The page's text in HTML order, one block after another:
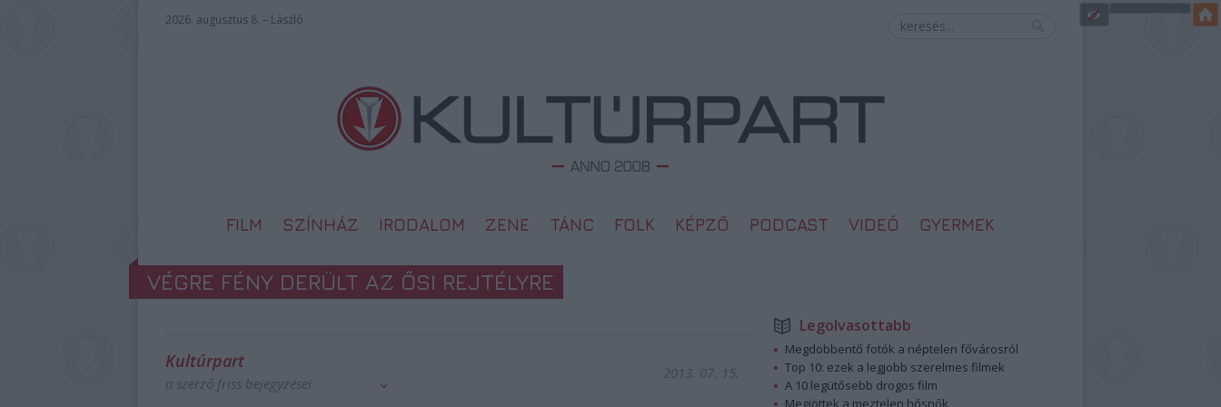
2026. augusztus 8. – László
FILM SZÍNHÁZ IRODALOM ZENE TÁNC FOLK KÉPZŐ PODCAST VIDEÓ GYERMEK
VÉGRE FÉNY DERÜLT AZ ŐSI REJTÉLYRE
Kultúrpart
a szerző friss bejegyzései
2013. 07. 15.
Legolvasottabb
Megdöbbentő fotók a néptelen fővárosról
Top 10: ezek a legjobb szerelmes filmek
A 10 legütősebb drogos film
Megjöttek a meztelen hősnők